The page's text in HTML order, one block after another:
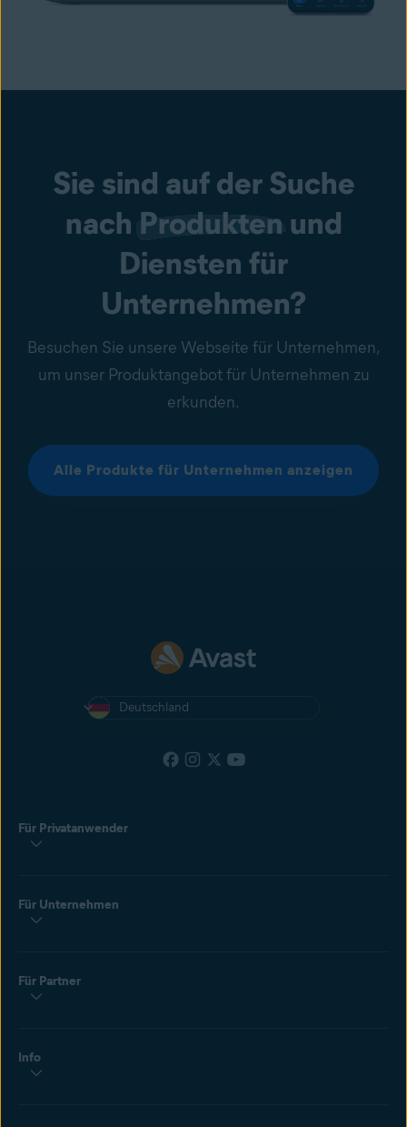
Sie sind auf der Suche
nach Produkten und
Diensten für
Unternehmen?
Besuchen Sie unsere Webseite für Unternehmen,
um unser Produktangebot für Unternehmen zu
erkunden.
Alle Produkte für Unternehmen anzeigen
Deutschland
Für Privatanwender
Für Unternehmen
Für Partner
Info